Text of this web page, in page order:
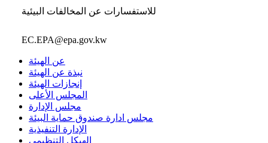
للاستفسارات عن المخالفات البيئية
EC.EPA@epa.gov.kw
عن الهيئة
نبذة عن الهيئة
إنجازات الهيئة
المجلس الأعلى
مجلس الإدارة
مجلس ادارة صندوق حماية البيئة
الإدارة التنفيذية
الهيكل التنظيمي